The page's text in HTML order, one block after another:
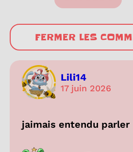
FERMER LES
Lili14
17 juin 2026
jaimais entendu parler